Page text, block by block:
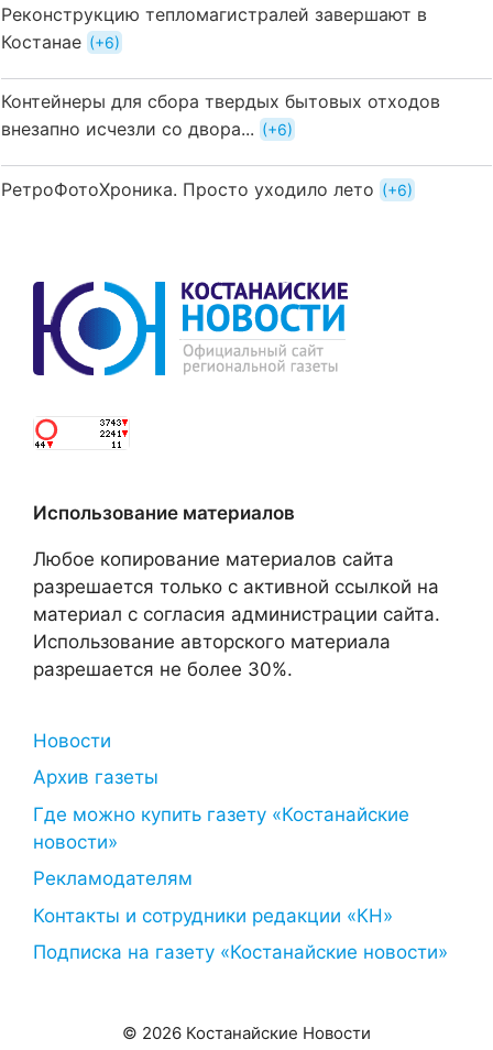
Реконструкцию тепломагистралей завершают в
Костанае
+6
Контейнеры для сбора твердых бытовых отходов
внезапно исчезли со двора...
+6
РетроФотоХроника. Просто уходило лето +6
Использование материалов
Любое копирование материалов сайта
разрешается только с активной ссылкой на
материал с согласия администрации сайта.
Использование авторского материала
разрешается не более 30%.
Новости
Архив газеты
Где можно купить газету «Костанайские
новости»
Рекламодателям
Контакты и сотрудники редакции «КН»
Подписка на газету «Костанайские новости»
© 2026 Костанайские Новости